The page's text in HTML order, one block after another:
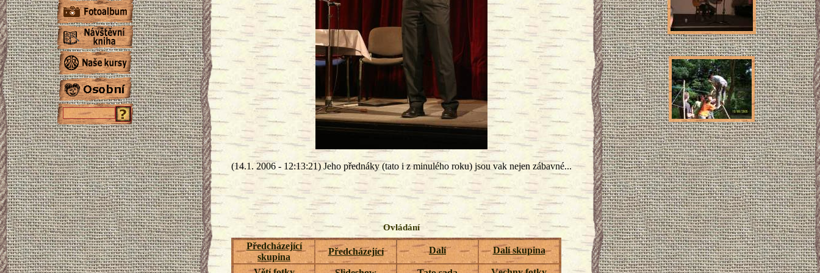
(14.1. 2006 - 12:13:21) Jeho přednáky (tato i z minulého roku) jsou vak nejen zábavné...
Ovládání
Předcházející
skupina
Předcházející Dalí Dalí skupina